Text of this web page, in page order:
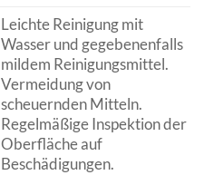
Leichte Reinigung mit
Wasser und gegebenenfalls
mildem Reinigungsmittel.
Vermeidung von
scheuernden Mitteln.
Regelmäßige Inspektion der
Oberfläche auf
Beschädigungen.